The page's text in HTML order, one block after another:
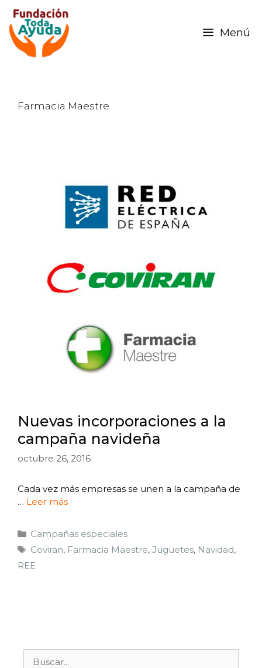
Menú
Farmacia Maestre
Nuevas incorporaciones a la
campaña navideña
octubre 26, 2016
Cada vez más empresas se unen a la campaña de
… Leer más
Campañas especiales
Coviran, Farmacia Maestre, Juguetes, Navidad,
REE